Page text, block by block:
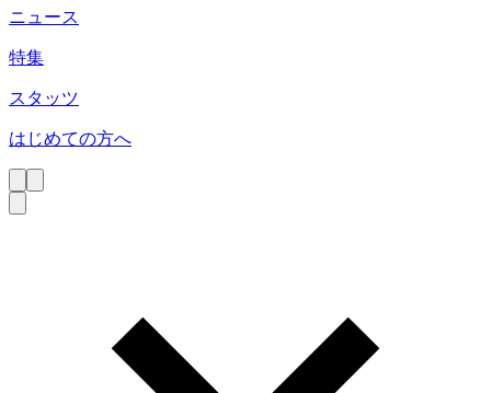
ニュース
特集
スタッツ
はじめての方へ